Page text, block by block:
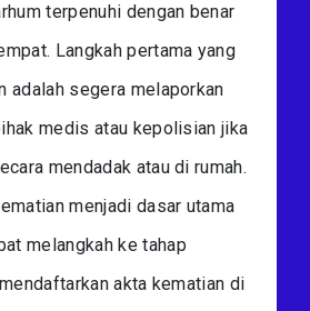
terpenuhi dengan benar
Langkah pertama yang
adalah segera melaporkan
medis atau kepolisian jika
mendadak atau di rumah.
menjadi dasar utama
melangkah ke tahap
akta kematian di